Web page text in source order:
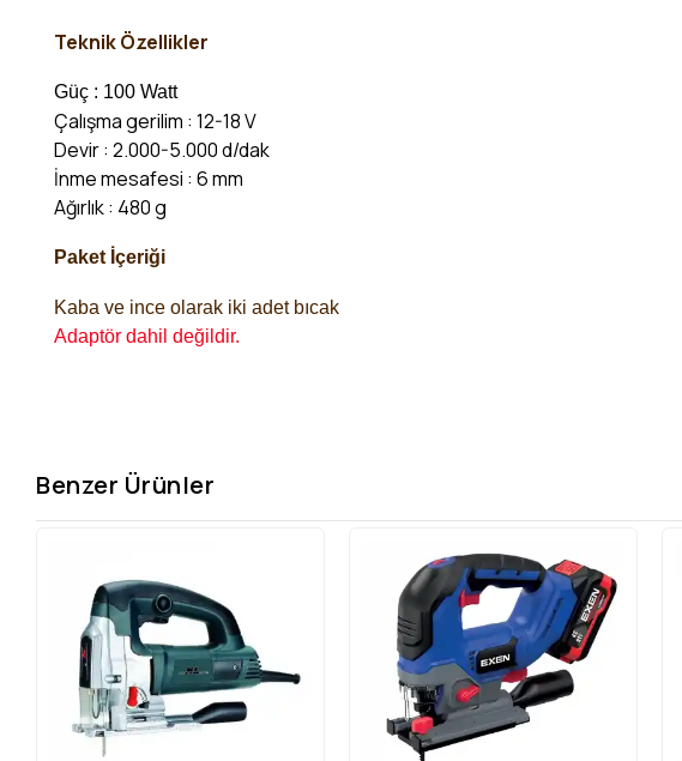
Teknik Özellikler
Güç : 100 Watt
Çalışma gerilim : 12-18 V
Devir : 2.000-5.000 d/dak
İnme mesafesi : 6 mm
Ağırlık : 480 g
Paket İçeriği
Kaba ve ince olarak iki adet bıcak
Adaptör dahil değildir.
Benzer Ürünler